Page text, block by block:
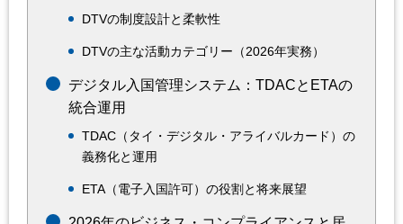
DTVの制度設計と柔軟性
DTVの主な活動カテゴリー（2026年実務）
デジタル入国管理システム：TDACとETAの
統合運用
TDAC（タイ・デジタル・アライバルカード）の
義務化と運用
ETA（電子入国許可）の役割と将来展望